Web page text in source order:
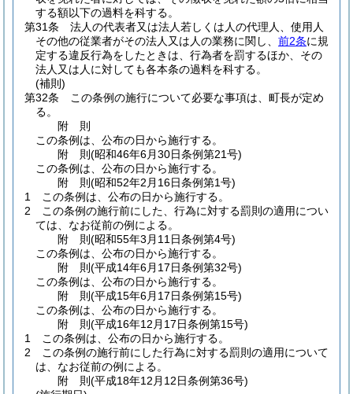
する額以下の過料を科する。
第31条
法人の代表者又は法人若しくは人の代理人、使用人
その他の従業者がその法人又は人の業務に関し、 前2条に規
定する違反行為をしたときは、行為者を罰するほか、その
法人又は人に対しても各本条の過料を科する。
(補則)
第32条
この条例の施行について必要な事項は、町長が定め
る。
附 則
この条例は、公布の日から施行する。
附 則(昭和46年6月30日条例第21号)
この条例は、公布の日から施行する。
附 則(昭和52年2月16日条例第1号)
1
この条例は、公布の日から施行する。
2
この条例の施行前にした、行為に対する罰則の適用につい
ては、なお従前の例による。
附 則(昭和55年3月11日条例第4号)
この条例は、公布の日から施行する。
附 則(平成14年6月17日条例第32号)
この条例は、公布の日から施行する。
附 則(平成15年6月17日条例第15号)
この条例は、公布の日から施行する。
附 則(平成16年12月17日条例第15号)
1
この条例は、公布の日から施行する。
2
この条例の施行前にした行為に対する罰則の適用について
は、なお従前の例による。
附 則(平成18年12月12日条例第36号)